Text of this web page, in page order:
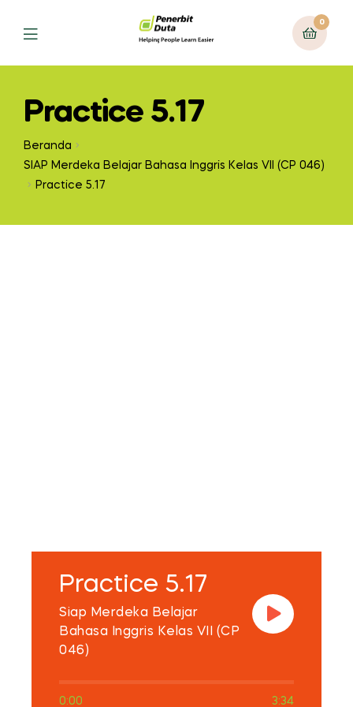
0
Practice 5.17
Beranda
SIAP Merdeka Belajar Bahasa Inggris Kelas VII (CP 046)
Practice 5.17
Practice 5.17
Siap Merdeka Belajar
Bahasa Inggris Kelas VII (CP
046)
0:00 3:34